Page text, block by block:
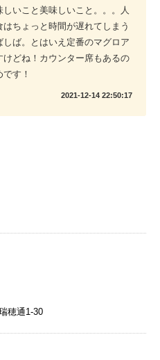
いこと美味しいこと。。。人
ちょっと時間が遅れてしまう
ば。とはいえ定番のマグロア
どね！カウンター席もあるの
す！
2021-12-14 22:50:17
穂通1-30